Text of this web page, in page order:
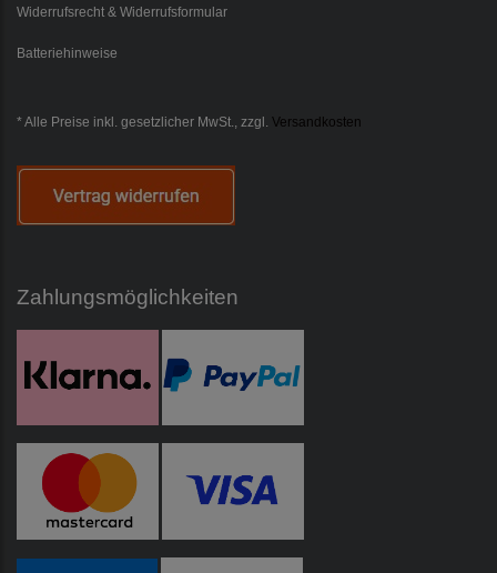
Widerrufsrecht & Widerrufsformular
Batteriehinweise
* Alle Preise inkl. gesetzlicher MwSt., zzgl. Versandkosten
Zahlungsmöglichkeiten